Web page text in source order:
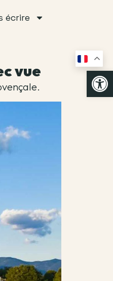
écrire
vue